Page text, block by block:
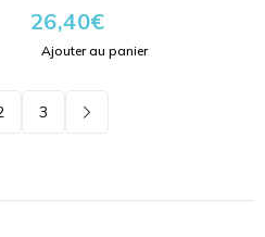
26,40€
Ajouter au panier
3